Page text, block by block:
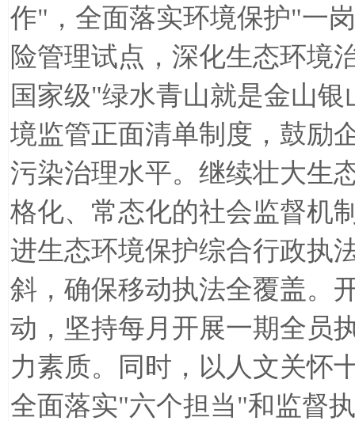
作" ，全面落实环境保护"一
险管理试点，深化生态环境
国家级"绿水青山就是金山银
境监管正面清单制度，鼓励
污染治理水平。继续壮大生
格化、常态化的社会监督机
进生态环境保护综合行政执
斜，确保移动执法全覆盖。
动，坚持每月开展一期全员
力素质。同时，以人文关怀
全面落实"六个担当"和监督